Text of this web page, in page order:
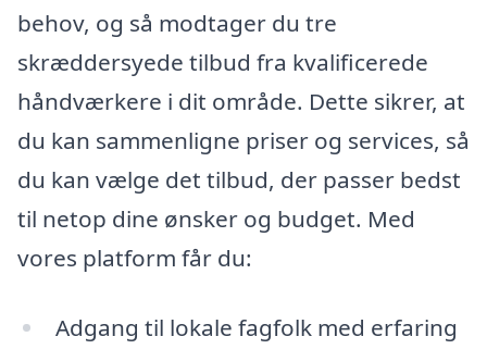
behov, og så modtager du tre
skræddersyede tilbud fra kvalificerede
håndværkere i dit område. Dette sikrer, at
du kan sammenligne priser og services, så
du kan vælge det tilbud, der passer bedst
til netop dine ønsker og budget. Med
vores platform får du:
Adgang til lokale fagfolk med erfaring